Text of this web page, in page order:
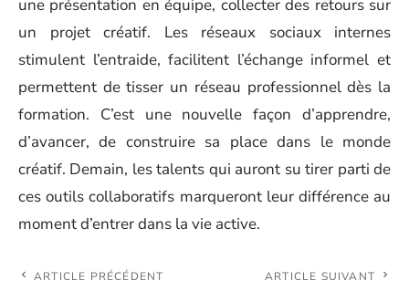
une présentation en équipe, collecter des retours sur
un projet créatif. Les réseaux sociaux internes
stimulent l’entraide, facilitent l’échange informel et
permettent de tisser un réseau professionnel dès la
formation. C’est une nouvelle façon d’apprendre,
d’avancer, de construire sa place dans le monde
créatif. Demain, les talents qui auront su tirer parti de
ces outils collaboratifs marqueront leur différence au
moment d’entrer dans la vie active.
ARTICLE PRÉCÉDENT ARTICLE SUIVANT